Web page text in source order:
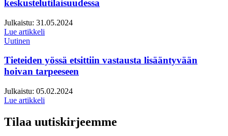
keskustelutilaisuudessa
Julkaistu: 31.05.2024
Lue artikkeli
Uutinen
Tieteiden yössä etsittiin vastausta lisääntyvään
hoivan tarpeeseen
Julkaistu: 05.02.2024
Lue artikkeli
Tilaa uutiskirjeemme